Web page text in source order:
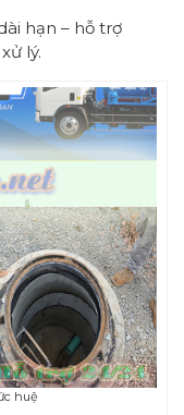
hạn – hỗ trợ
lý.
huệ